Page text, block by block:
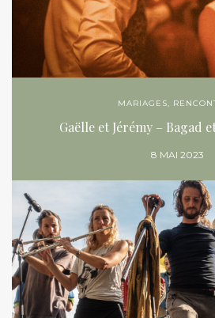
MARIAGES,
Gaëlle et Jérémy – Bagad
8 MAI 2023